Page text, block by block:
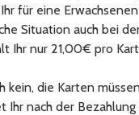
für eine
Situation auch bei
Ihr nur 21,00€ pro
kein, die Karten
nach der